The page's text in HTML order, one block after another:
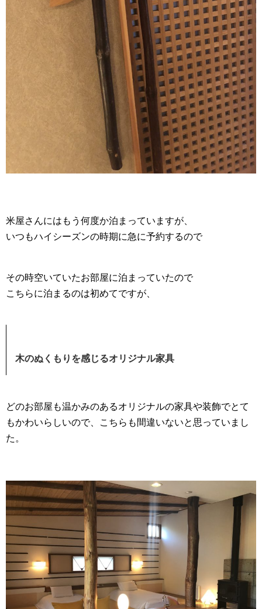
米屋さんにはもう何度か泊まっていますが、
いつもハイシーズンの時期に急に予約するので
その時空いていたお部屋に泊まっていたので
こちらに泊まるのは初めてですが、
木のぬくもりを感じるオリジナル家具
どのお部屋も温かみのあるオリジナルの家具や装飾でとて
もかわいらしいので、こちらも間違いないと思っていまし
た。